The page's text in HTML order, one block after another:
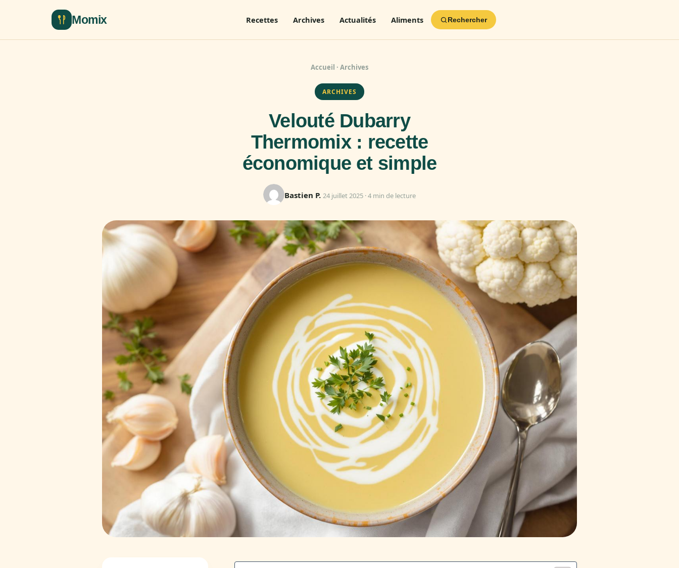
Momix Recettes Archives Actualités Aliments Rechercher
Accueil · Archives
ARCHIVES
Velouté Dubarry
Thermomix : recette
économique et simple
Bastien P. 24 juillet 2025 · 4 min de lecture